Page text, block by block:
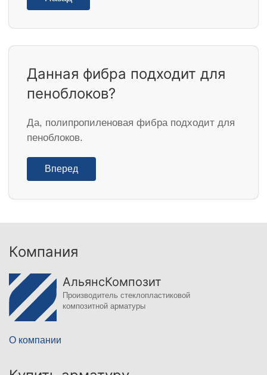
Данная фибра подходит для
пеноблоков?
Да, полипропиленовая фибра подходит для
пеноблоков.
Вперед
Компания
АльянсКомпозит
Производитель стеклопластиковой
композитной арматуры
О компании